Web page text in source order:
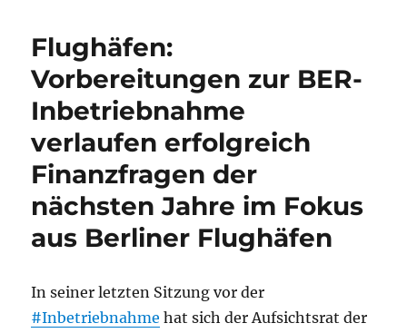
Flughäfen:
Vorbereitungen zur BER-
Inbetriebnahme
verlaufen erfolgreich
Finanzfragen der
nächsten Jahre im Fokus
aus Berliner Flughäfen
In seiner letzten Sitzung vor der
#Inbetriebnahme hat sich der Aufsichtsrat der